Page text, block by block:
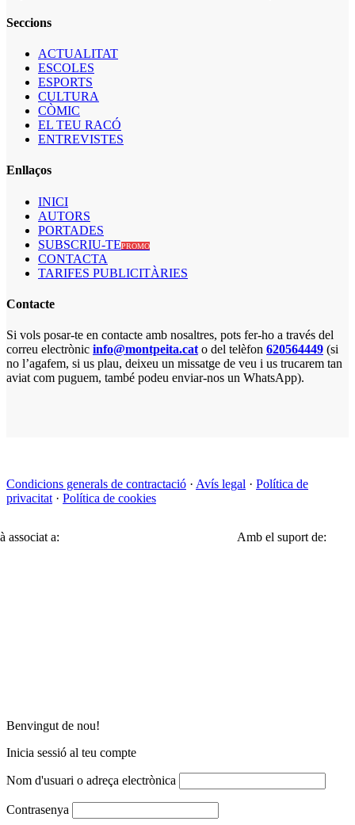
Seccions
ACTUALITAT
ESCOLES
ESPORTS
CULTURA
CÒMIC
EL TEU RACÓ
ENTREVISTES
Enllaços
INICI
AUTORS
PORTADES
SUBSCRIU-TEPROMO
CONTACTA
TARIFES PUBLICITÀRIES
Contacte
Si vols posar-te en contacte amb nosaltres, pots fer-ho a través del
correu electrònic info@montpeita.cat o del telèfon 620564449 (si
no l’agafem, si us plau, deixeu un missatge de veu i us trucarem tan
aviat com puguem, també podeu enviar-nos un WhatsApp).
Condicions generals de contractació · Avís legal · Política de
privacitat · Política de cookies
associat a: Amb el suport de:
Benvingut de nou!
Inicia sessió al teu compte
Nom d'usuari o adreça electrònica
Contrasenya